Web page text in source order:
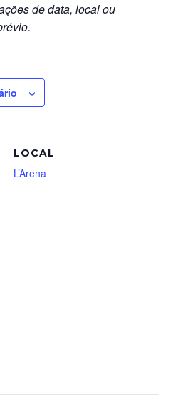
de data, local ou
LOCAL
L’Arena